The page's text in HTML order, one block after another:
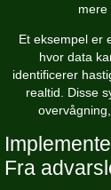
mere
Et eksempel er
hvor data
identificerer
realtid. Disse
Fra